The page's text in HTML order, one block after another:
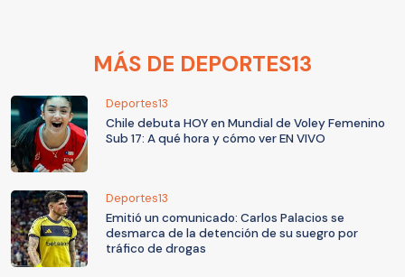
MÁS DE DEPORTES13
Deportes13
Chile debuta HOY en Mundial de Voley Femenino
Sub 17: A qué hora y cómo ver EN VIVO
Deportes13
Emitió un comunicado: Carlos Palacios se
desmarca de la detención de su suegro por
tráfico de drogas